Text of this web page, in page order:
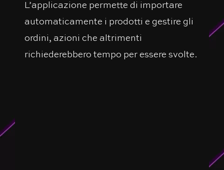
L’applicazione permette di importare
automaticamente i prodotti e gestire gli
ordini, azioni che altrimenti
richiederebbero tempo per essere svolte.